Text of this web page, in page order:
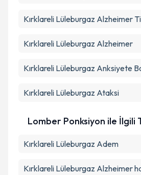
Kırklareli Lüleburgaz Alzheimer
Kırklareli Lüleburgaz Alzheimer
Kırklareli Lüleburgaz Anksiyete
Kırklareli Lüleburgaz Ataksi
Lomber Ponksiyon ile İlgili
Kırklareli Lüleburgaz Adem
Kırklareli Lüleburgaz Alzheimer